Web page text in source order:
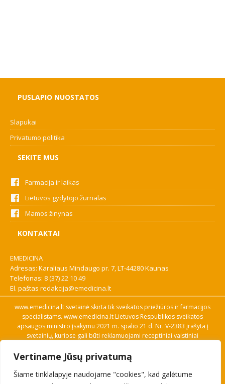
Vertiname Jūsų privatumą
Šiame tinklalapyje naudojame "cookies", kad galėtume
PUSLAPIO NUOSTATOS
Slapukai
Privatumo politika
SEKITE MUS
Farmacija ir laikas
Lietuvos gydytojo žurnalas
Mamos žinynas
KONTAKTAI
EMEDICINA
Adresas: Karaliaus Mindaugo pr. 7, LT-44280 Kaunas
Telefonas: 8 (37) 22 10 49
El. paštas redakcija@emedicina.lt
www.emedicina.lt svetainė skirta tik sveikatos priežiūros ir farmacijos
specialistams. www.emedicina.lt Lietuvos Respublikos sveikatos
apsaugos ministro įsakymu 2021 m. spalio 21 d. Nr. V-2383 įrašyta į
svetainių, kuriose gali būti reklamuojami receptiniai vaistiniai
savo profesinę kvalifikaciją. Naudingos nuorodos: Vaistų ir medicinos
pagalbos priemonių kainų paieška, VVKT tinklalapis, Sveikatos
priežiūros ar farmacijos specialisto pranešimo apie įtariamą